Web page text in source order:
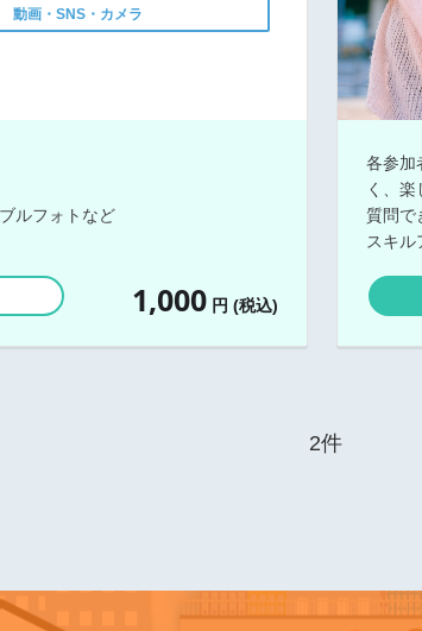
動画・SNS・カメラ
ルフォトなど
1,000 円 (税込)
各参加
く、
質問で
スキル
2件